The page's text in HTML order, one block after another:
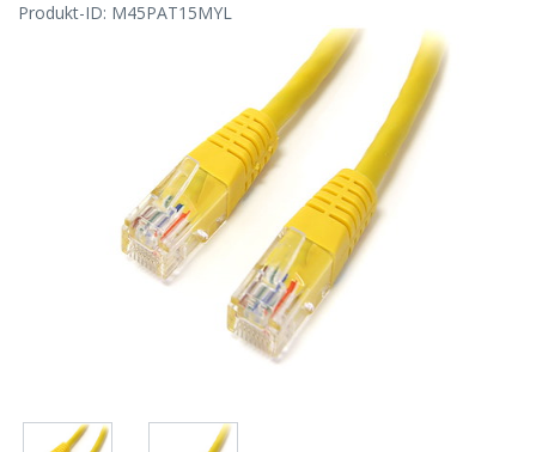
Produkt-ID: M45PAT15MYL